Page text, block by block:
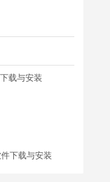
下载与安装